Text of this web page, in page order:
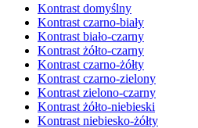
Kontrast domyślny
Kontrast czarno-biały
Kontrast biało-czarny
Kontrast żółto-czarny
Kontrast czarno-żółty
Kontrast czarno-zielony
Kontrast zielono-czarny
Kontrast żółto-niebieski
Kontrast niebiesko-żółty